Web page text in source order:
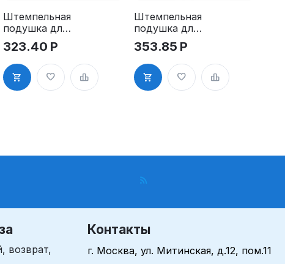
Штемпельная
подушка для
GRM 4912
2Pads, синяя
323.40 Р
Штемпельная
подушка для
GRM 4913
2Pads
353.85 Р
возврат,
Контакты
г. Москва, ул. Митинская, д.12, пом.11